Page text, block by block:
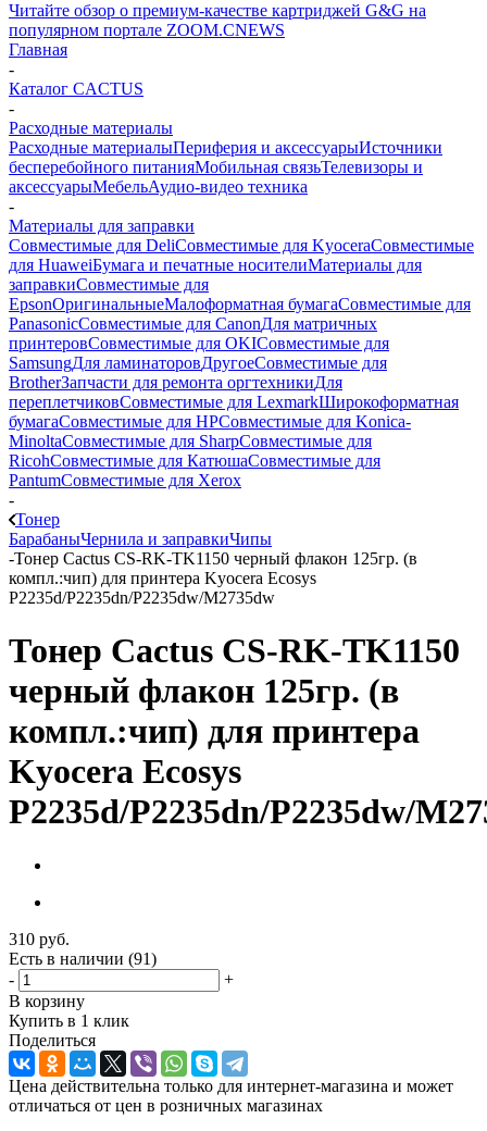
Читайте обзор о премиум-качестве картриджей G&G на
популярном портале ZOOM.CNEWS
Главная
-
Каталог CACTUS
-
Расходные материалы
Расходные материалыПериферия и аксессуарыИсточники
бесперебойного питанияМобильная связьТелевизоры и
аксессуарыМебельАудио-видео техника
-
Материалы для заправки
Совместимые для DeliСовместимые для KyoceraСовместимые
для HuaweiБумага и печатные носителиМатериалы для
заправкиСовместимые для
EpsonОригинальныеМалоформатная бумагаСовместимые для
PanasonicСовместимые для CanonДля матричных
принтеровСовместимые для OKIСовместимые для
SamsungДля ламинаторовДругоеСовместимые для
BrotherЗапчасти для ремонта оргтехникиДля
переплетчиковСовместимые для LexmarkШирокоформатная
бумагаСовместимые для HPСовместимые для Konica-
MinoltaСовместимые для SharpСовместимые для
RicohСовместимые для КатюшаСовместимые для
PantumСовместимые для Xerox
-
Тонер
БарабаныЧернила и заправкиЧипы
-Тонер Cactus CS-RK-TK1150 черный флакон 125гр. (в
компл.:чип) для принтера Kyocera Ecosys
P2235d/P2235dn/P2235dw/M2735dw
Тонер Cactus CS-RK-TK1150
черный флакон 125гр. (в
компл.:чип) для принтера
Kyocera Ecosys
P2235d/P2235dn/P2235dw/
310 руб.
Есть в наличии (91)
-
+
В корзину
Купить в 1 клик
Поделиться
Цена действительна только для интернет-магазина и может
отличаться от цен в розничных магазинах